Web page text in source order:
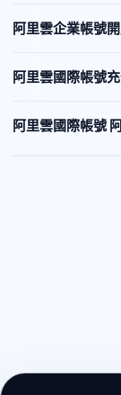
阿里雲企業帳號
阿里雲國際帳號
阿里雲國際帳號